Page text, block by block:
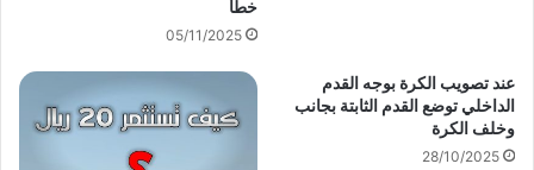
خطأ
05/11/2025
عند تصويب الكرة بوجه القدم
الداخلي توضع القدم الثابتة بجانب
وخلف الكرة
28/10/2025